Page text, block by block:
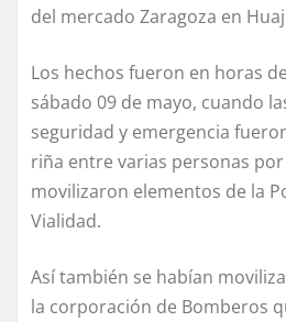
del mercado Zaragoza en
Los hechos fueron en horas
sábado 09 de mayo, cuando
seguridad y emergencia
riña entre varias personas
movilizaron elementos de la
Vialidad.
Así también se habían
la corporación de Bomberos